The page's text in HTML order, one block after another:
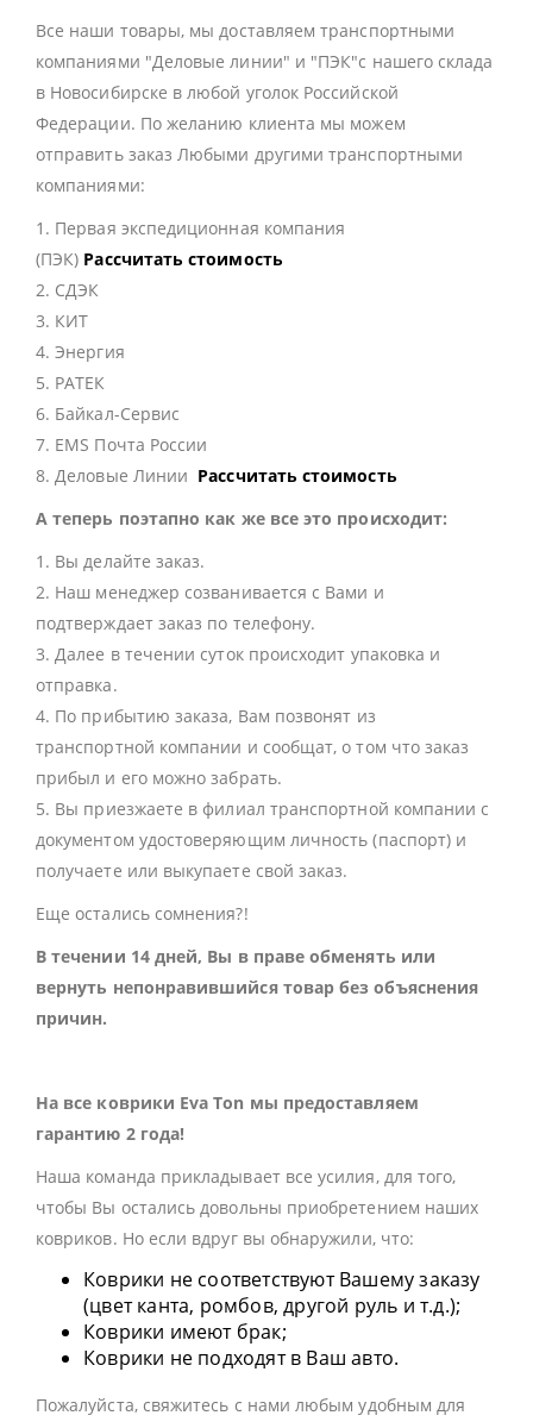
Все наши товары, мы доставляем транспортными
компаниями "Деловые линии" и "ПЭК"с нашего склада
в Новосибирске в любой уголок Российской
Федерации. По желанию клиента мы можем
отправить заказ Любыми другими транспортными
компаниями:
1. Первая экспедиционная компания
(ПЭК) Рассчитать стоимость
2. СДЭК
3. КИТ
4. Энергия
5. РАТЕК
6. Байкал-Сервис
7. EMS Почта России
8. Деловые Линии Рассчитать стоимость
А теперь поэтапно как же все это происходит:
1. Вы делайте заказ.
2. Наш менеджер созванивается с Вами и
подтверждает заказ по телефону.
3. Далее в течении суток происходит упаковка и
отправка.
4. По прибытию заказа, Вам позвонят из
транспортной компании и сообщат, о том что заказ
прибыл и его можно забрать.
5. Вы приезжаете в филиал транспортной компании с
документом удостоверяющим личность (паспорт) и
получаете или выкупаете свой заказ.
Еще остались сомнения?!
В течении 14 дней, Вы в праве обменять или
вернуть непонравившийся товар без объяснения
причин.
На все коврики Eva Ton мы предоставляем
гарантию 2 года!
Наша команда прикладывает все усилия, для того,
чтобы Вы остались довольны приобретением наших
ковриков. Но если вдруг вы обнаружили, что:
Коврики не соответствуют Вашему заказу
(цвет канта, ромбов, другой руль и т.д.);
Коврики имеют брак;
Коврики не подходят в Ваш авто.
Пожалуйста, свяжитесь с нами любым удобным для